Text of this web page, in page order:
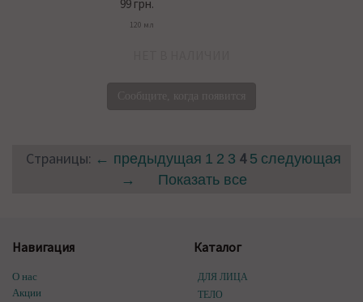
99 грн.
120 мл
Страницы: ← предыдущая 1 2 3 4 5 следующая
→
Показать все
Навигация
О нас
Акции
Каталог
ДЛЯ ЛИЦА
ТЕЛО